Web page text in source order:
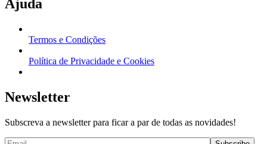
Ajuda
Termos e Condições
Política de Privacidade e Cookies
Newsletter
Subscreva a newsletter para ficar a par de todas as novidades!